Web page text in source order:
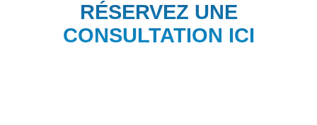
RÉSERVEZ UNE
CONSULTATION ICI